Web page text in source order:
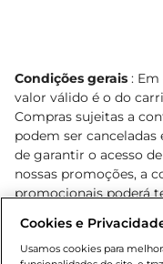
Condições gerais :
valor válido é o do
Compras sujeitas a
podem ser canceladas
de garantir o acesso
nossas promoções, a
promocionais poderá
o e-commerce e
sofrer alterações sem
Cookies e
Usamos cookies para